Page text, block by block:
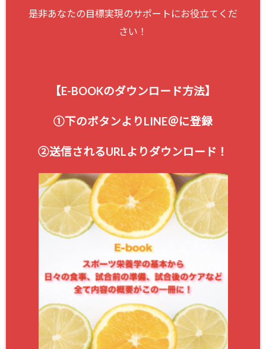
是非あなたの目標実現のサポートにお役立てくだ
さい！
【E-BOOKのダウンロード方法】
①下のボタンよりLINE＠に登録
②送信されるURLよりダウンロード！